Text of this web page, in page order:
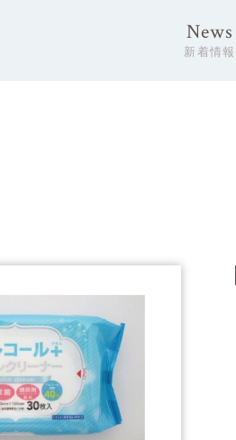
News
新着情報